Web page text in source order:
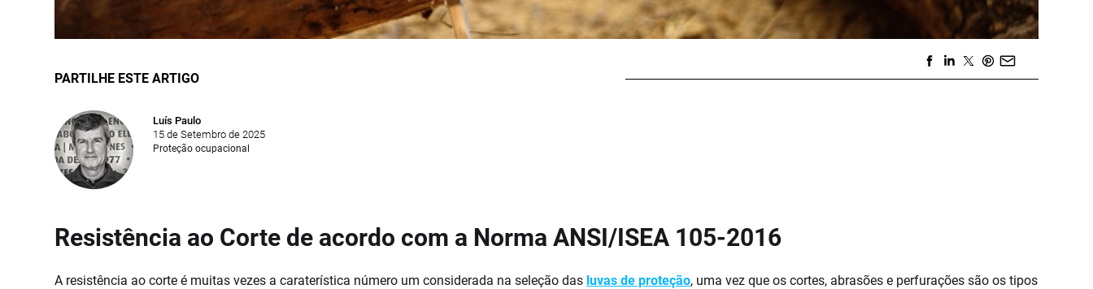
PARTILHE ESTE ARTIGO
Luís Paulo
15 de Setembro de 2025
Proteção ocupacional
Resistência ao Corte de acordo com a Norma ANSI/ISEA 105-2016
A resistência ao corte é muitas vezes a caraterística número um considerada na seleção das luvas de proteção, uma vez que os cortes, abrasões e perfurações são os tipos